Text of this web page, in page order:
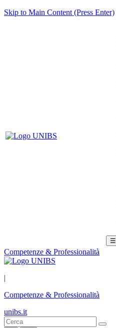
Skip to Main Content (Press Enter)
☰
Competenze & Professionalità
|
Competenze & Professionalità
unibs.it